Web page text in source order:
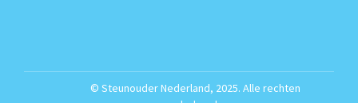
© Steunouder Nederland, 2025. Alle rechten